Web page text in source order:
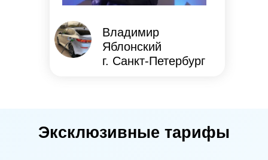
Владимир
Яблонский
г. Санкт-Петербург
Эксклюзивные тарифы